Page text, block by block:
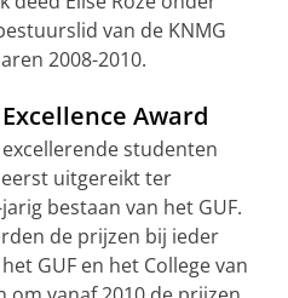
van de KNMG
2008-2010.
Award
studenten
uitgereikt ter
bestaan van het GUF.
de prijzen bij ieder
GUF en het College van